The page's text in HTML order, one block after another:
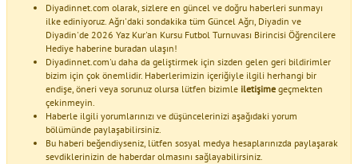
Diyadinnet.com olarak, sizlere en güncel ve doğru haberleri sunmayı
ilke ediniyoruz. Ağrı'daki sondakika tüm Güncel Ağrı, Diyadin ve
Diyadin'de 2026 Yaz Kur'an Kursu Futbol Turnuvası Birincisi Öğrencilere
Hediye haberine buradan ulaşın!
Diyadinnet.com'u daha da geliştirmek için sizden gelen geri bildirimler
bizim için çok önemlidir. Haberlerimizin içeriğiyle ilgili herhangi bir
endişe, öneri veya sorunuz olursa lütfen bizimle iletişime geçmekten
çekinmeyin.
Haberle ilgili yorumlarınızı ve düşüncelerinizi aşağıdaki yorum
bölümünde paylaşabilirsiniz.
Bu haberi beğendiyseniz, lütfen sosyal medya hesaplarınızda paylaşarak
sevdiklerinizin de haberdar olmasını sağlayabilirsiniz.